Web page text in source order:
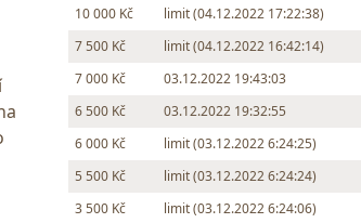
10 000 Kč
limit (04.12.2022 17:22:38)
7 500 Kč
limit (04.12.2022 16:42:14)
7 000 Kč
03.12.2022 19:43:03
6 500 Kč
03.12.2022 19:32:55
6 000 Kč
limit (03.12.2022 6:24:25)
5 500 Kč
limit (03.12.2022 6:24:24)
3 500 Kč
limit (03.12.2022 6:24:06)